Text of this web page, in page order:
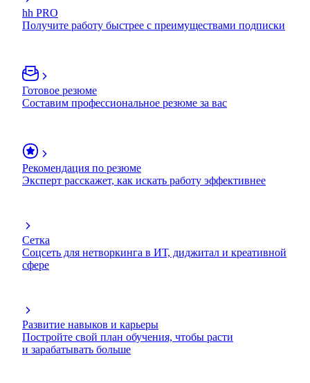
hh PRO
Получите работу быстрее с преимуществами подписки
Готовое резюме
Составим профессиональное резюме за вас
Рекомендация по резюме
Эксперт расскажет, как искать работу эффективнее
Сетка
Соцсеть для нетворкинга в ИТ, диджитал и креативной
сфере
Развитие навыков и карьеры
Постройте свой план обучения, чтобы расти
и зарабатывать больше